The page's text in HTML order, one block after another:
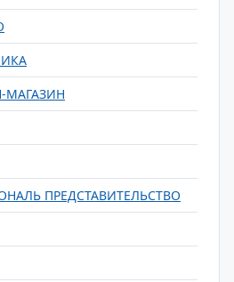
МАГАЗИН
ПРЕДСТАВИТЕЛЬСТВО